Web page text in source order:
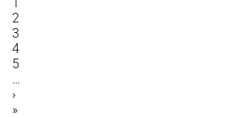
Нумерация
страниц
страница
Страница
2
Страница
3
Страница
4
Страница
5
…
Следующая
страница
›
Последняя
»